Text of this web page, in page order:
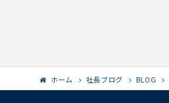
ホーム 社長ブログ BLOG